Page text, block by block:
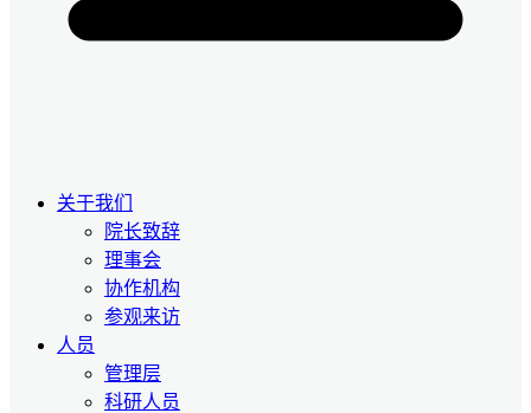
关于我们
院长致辞
理事会
协作机构
参观来访
人员
管理层
科研人员